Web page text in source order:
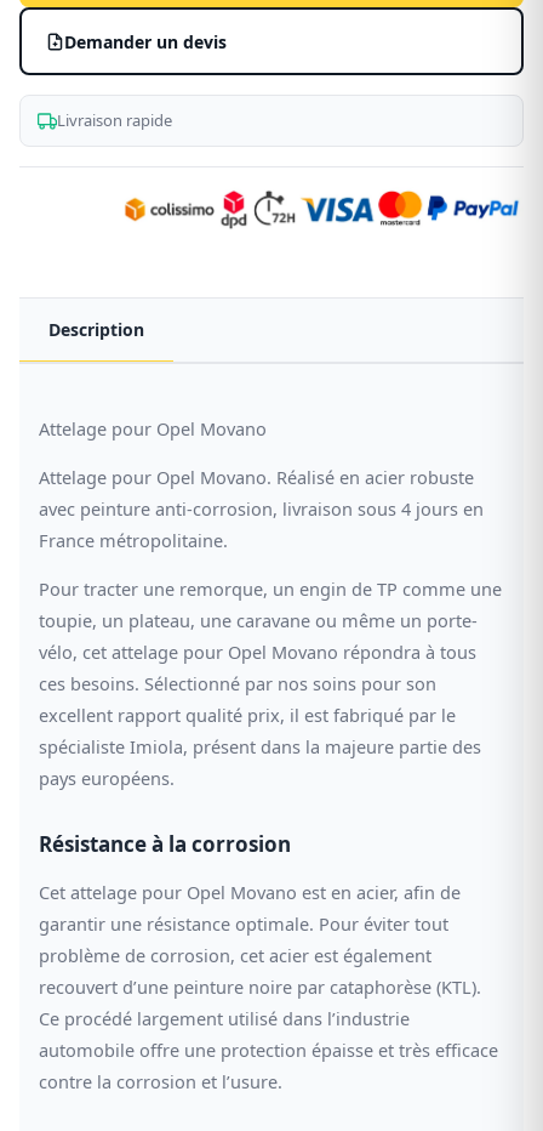
Demander un devis
Livraison rapide
Description
Attelage pour Opel Movano
Attelage pour Opel Movano. Réalisé en acier robuste
avec peinture anti-corrosion, livraison sous 4 jours en
France métropolitaine.
Pour tracter une remorque, un engin de TP comme une
toupie, un plateau, une caravane ou même un porte-
vélo, cet attelage pour Opel Movano répondra à tous
ces besoins. Sélectionné par nos soins pour son
excellent rapport qualité prix, il est fabriqué par le
spécialiste Imiola, présent dans la majeure partie des
pays européens.
Résistance à la corrosion
Cet attelage pour Opel Movano est en acier, afin de
garantir une résistance optimale. Pour éviter tout
problème de corrosion, cet acier est également
recouvert d’une peinture noire par cataphorèse (KTL).
Ce procédé largement utilisé dans l’industrie
automobile offre une protection épaisse et très efficace
contre la corrosion et l’usure.